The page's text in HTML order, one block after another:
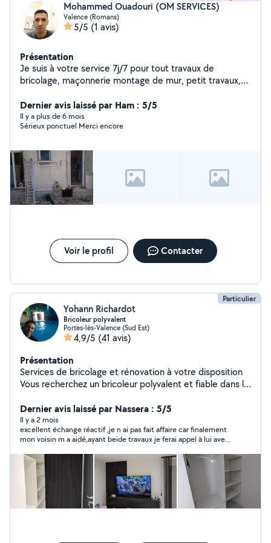
Mohammed Ouadouri (OM SERVICES)
Valence (Romans)
5/5 (1 avis)
Présentation
Je suis à votre service 7j/7 pour tout travaux de
bricolage, maçonnerie montage de mur, petit travaux,
Nettoyage......
Dernier avis laissé par Ham : 5/5
Il y a plus de 6 mois
Sérieux ponctuel Merci encore
Voir le profil Contacter
Particulier
Yohann Richardot
Bricoleur polyvalent
Portes-lès-Valence (Sud Est)
4,9/5 (41 avis)
Présentation
Services de bricolage et rénovation à votre disposition
Vous recherchez un bricoleur polyvalent et fiable dans la
expérience à votre service : Peinture & décoration
Électricité & plomberie Cuisine & menuiserie Véranda &
aménagement intérieur Domotique & informatique
Montage et configuration d'alarmes Jardinage : taille,
tonte, entretien ️ Outillé, mobile et disponible les week-
ends. Mon PLUS : Je travaille en duo avec ma
compagne nous garantissons une qualité de finition
irréprochable et un nettoyage soigné après chaque
chantier. Notre spécialité : la décoration et le
Dernier avis laissé par Nassera : 5/5
Il y a 2 mois
excellent échange réactif ,je n ai pas fait affaire car finalement
mon voisin m a aidé,ayant beide travaux je ferai appel à lui avec